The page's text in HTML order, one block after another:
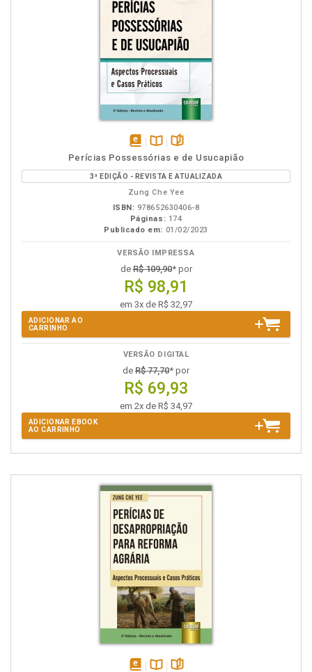
disponível
em
eBook
Disponível
na
B.V.
páginas
Perícias Possessórias e de Usucapião
3ª EDIÇÃO - REVISTA E ATUALIZADA
Zung Che Yee
ISBN: 978652630406-8
Páginas: 174
Publicado em: 01/02/2023
VERSÃO IMPRESSA
deR$ 109,90* por
R$ 98,91
em 3x de R$ 32,97
ADICIONAR AO
CARRINHO
VERSÃO DIGITAL
de R$ 77,70* por
R$ 69,93
em 2x de R$ 34,97
ADICIONAR EBOOK
AO CARRINHO